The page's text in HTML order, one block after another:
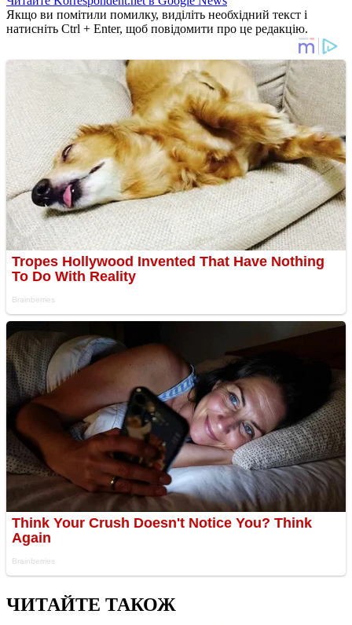
Якщо ви помітили помилку, виділіть необхідний текст і
натисніть Ctrl + Enter, щоб повідомити про це редакцію.
ЧИТАЙТЕ ТАКОЖ